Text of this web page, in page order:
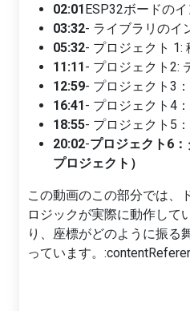
02:01 ESP32ボードの
03:32- ライブラリのイ
05:32- プロジェクト 1:
11:11 - プロジェクト2:
12:59- プロジェクト3
16:41 - プロジェクト4
18:55- プロジェクト5
20:02-プロジェクト6
プロジェクト）
この動画のこの部分では、
ロジックが実際に動作して
り、座標がどのように振る
っています。